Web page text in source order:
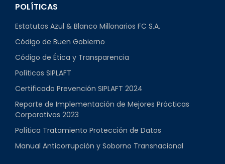
POLÍTICAS
Estatutos Azul & Blanco Millonarios FC S.A.
Código de Buen Gobierno
Código de Ética y Transparencia
Políticas SIPLAFT
Certificado Prevención SIPLAFT 2024
Reporte de Implementación de Mejores Prácticas
Corporativas 2023
Política Tratamiento Protección de Datos
Manual Anticorrupción y Soborno Transnacional